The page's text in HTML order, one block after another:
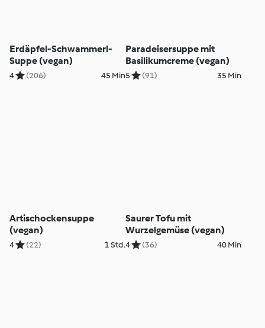
Erdäpfel-Schwammerl-
Suppe (vegan)
4 (206) 45 Min
Paradeisersuppe mit
Basilikumcreme (vegan)
5 (91) 35 Min
Artischockensuppe
(vegan)
4 (22) 1 Std.
Saurer Tofu mit
Wurzelgemüse (vegan)
4 (36) 40 Min